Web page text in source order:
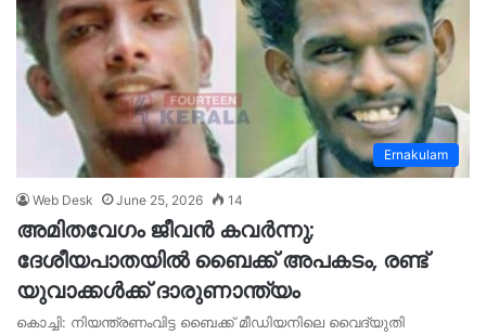
Ernakulam
Web Desk June 25, 2026 14
അമിതവേഗം ജീവൻ കവർന്നു;
ദേശീയപാതയിൽ ബൈക്ക് അപകടം, രണ്ട്
യുവാക്കൾക്ക് ദാരുണാന്ത്യം
കൊച്ചി: നിയന്ത്രണംവിട്ട ബൈക്ക് മീഡിയനിലെ വൈദ്യുതി